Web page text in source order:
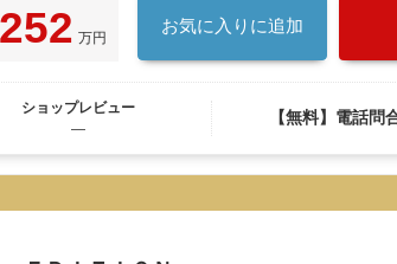
252 万円
お気に入りに追加
ショップレビュー
―
【無料】電話問